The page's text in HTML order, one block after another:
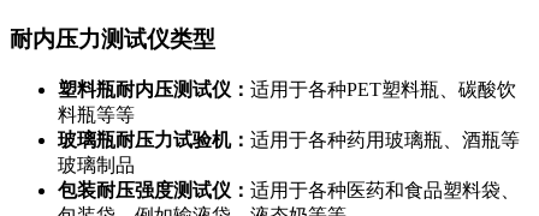
耐内压力测试仪类型
塑料瓶耐内压测试仪： 适用于各种PET塑料瓶、碳酸饮
料瓶等等
玻璃瓶耐压力试验机： 适用于各种药用玻璃瓶、酒瓶等
玻璃制品
包装耐压强度测试仪： 适用于各种医药和食品塑料袋、